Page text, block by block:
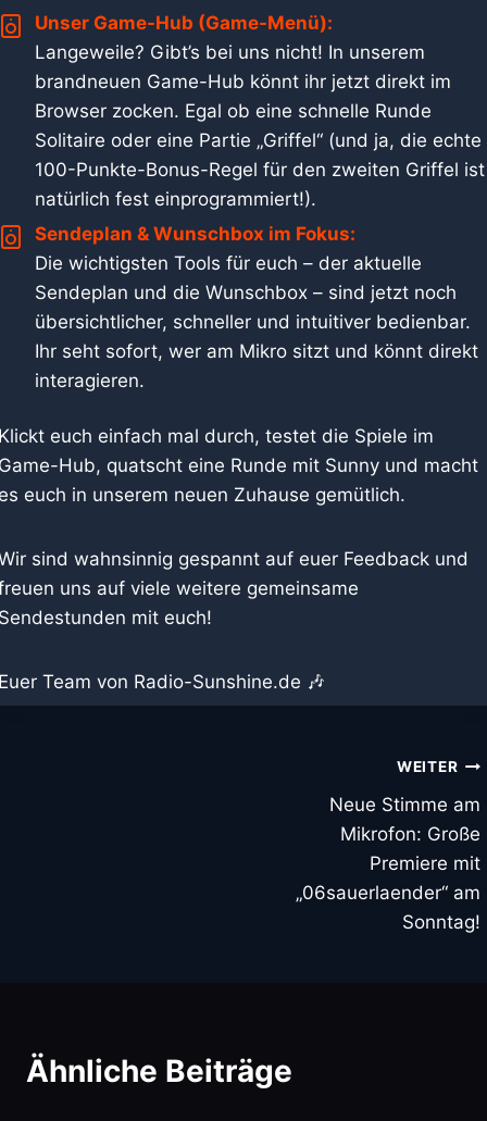
Unser Game-Hub (Game-Menü):
Langeweile? Gibt’s bei uns nicht! In unserem
brandneuen Game-Hub könnt ihr jetzt direkt im
Browser zocken. Egal ob eine schnelle Runde
Solitaire oder eine Partie „Griffel“ (und ja, die echte
100-Punkte-Bonus-Regel für den zweiten Griffel ist
natürlich fest einprogrammiert!).
Sendeplan & Wunschbox im Fokus:
Die wichtigsten Tools für euch – der aktuelle
Sendeplan und die Wunschbox – sind jetzt noch
übersichtlicher, schneller und intuitiver bedienbar.
Ihr seht sofort, wer am Mikro sitzt und könnt direkt
interagieren.
euch einfach mal durch, testet die Spiele im
Hub, quatscht eine Runde mit Sunny und macht
euch in unserem neuen Zuhause gemütlich.
sind wahnsinnig gespannt auf euer Feedback und
uns auf viele weitere gemeinsame
mit euch!
Team von Radio-Sunshine.de 🎶
WEITER
Neue Stimme am
Mikrofon: Große
Premiere mit
„06sauerlaender“ am
Sonntag!
Ähnliche Beiträge
🎵 Studio-Wunschbox ×
Songtitel *